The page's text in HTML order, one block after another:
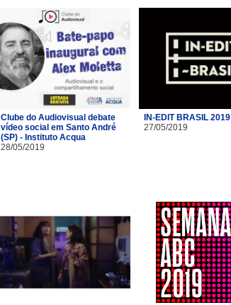
Clube do Audiovisual debate
vídeo social em Santo André
(SP) - Instituto Acqua
28/05/2019
IN-EDIT BRASIL 2019
27/05/2019